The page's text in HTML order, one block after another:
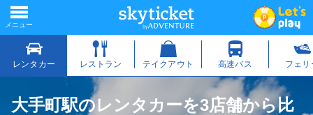
大手町駅のレンタカーを3店舗から比